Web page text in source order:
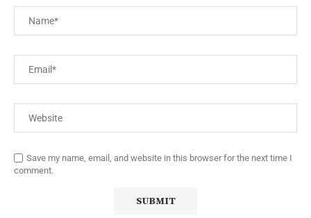
Save my name, email, and website in this browser for the next time I
comment.